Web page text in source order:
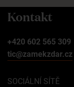
Kontakt
+420 602 565 309
tic@zamekzdar.cz
SOCIÁLNÍ SÍTĚ